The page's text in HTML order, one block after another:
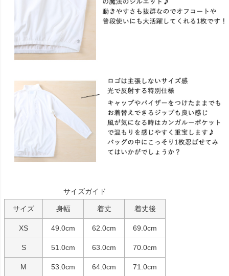
サイズガイド
サイズ 身幅 着丈 着丈後
XS 49.0cm 62.0cm 69.0cm
S 51.0cm 63.0cm 70.0cm
M 53.0cm 64.0cm 71.0cm